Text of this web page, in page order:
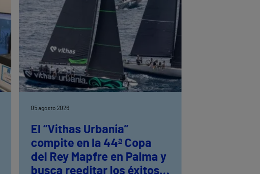
05 agosto 2026
El “Vithas Urbania”
compite en la 44ª Copa
del Rey Mapfre en Palma y
busca reeditar los éxitos